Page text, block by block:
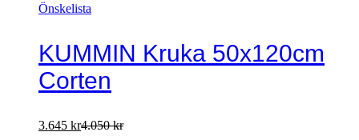
Önskelista
KUMMIN Kruka 50x120cm
Corten
3.645 kr4.050kr